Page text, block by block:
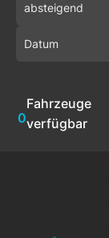
absteigend
Datum
0
Fahrzeuge
verfügbar